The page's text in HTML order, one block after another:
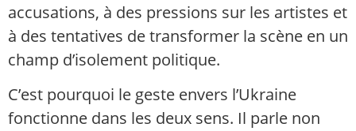
accusations, à des pressions sur les artistes et
à des tentatives de transformer la scène en un
champ d’isolement politique.
C’est pourquoi le geste envers l’Ukraine
fonctionne dans les deux sens. Il parle non